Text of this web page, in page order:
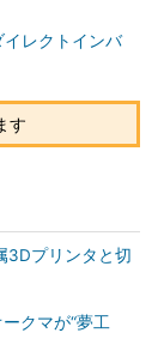
レクトインバ
す
3Dプリンタと切
クマが“夢工